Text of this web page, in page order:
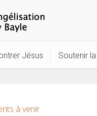
Jésus Soutenir
à venir